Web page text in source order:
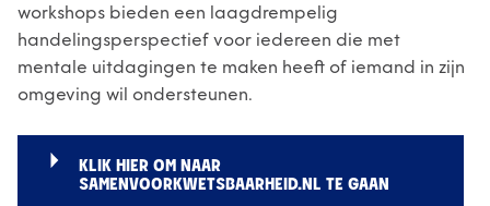
workshops bieden een laagdrempelig
handelingsperspectief voor iedereen die met
mentale uitdagingen te maken heeft of iemand in zijn
omgeving wil ondersteunen.
KLIK HIER OM NAAR
SAMENVOORKWETSBAARHEID.NL TE GAAN